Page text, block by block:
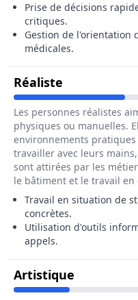
Prise de décisions
critiques.
Gestion de l'orientation
médicales.
Réaliste Pour Le
Les personnes réalistes
physiques ou manuelles.
environnements
travailler avec leurs
sont attirées par les
le bâtiment et le travail en
Travail en situation de
concrètes.
Utilisation d'outils
appels.
Artistique Pour Le